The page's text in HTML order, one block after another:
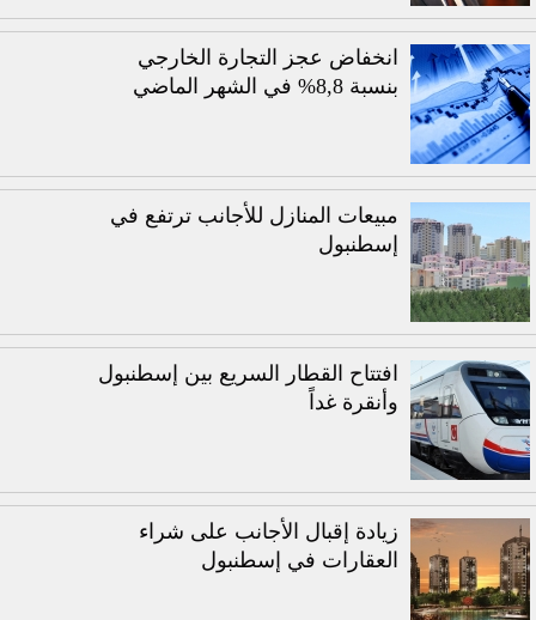
انخفاض عجز التجارة الخارجي
بنسبة 8,8% في الشهر الماضي
مبيعات المنازل للأجانب ترتفع في
إسطنبول
افتتاح القطار السريع بين إسطنبول
وأنقرة غداً
زيادة إقبال الأجانب على شراء
العقارات في إسطنبول